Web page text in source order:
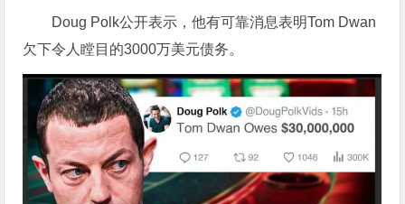
Doug Polk公开表示，他有可靠消息表明Tom Dwan
欠下令人瞠目的3000万美元债务。